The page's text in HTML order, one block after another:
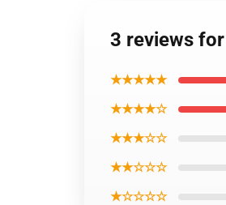
3 reviews
★★★★★
★★★★☆
★★★☆☆
★★☆☆☆
★☆☆☆☆